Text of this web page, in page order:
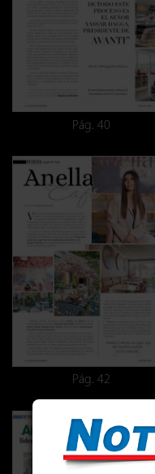
Pág. 40
Pág. 42